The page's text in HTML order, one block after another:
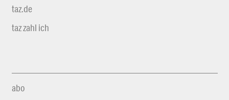
taz.de
taz zahl ich
abo